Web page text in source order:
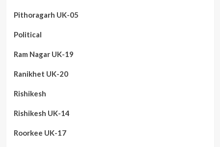
Pithoragarh UK-05
Political
Ram Nagar UK-19
Ranikhet UK-20
Rishikesh
Rishikesh UK-14
Roorkee UK-17